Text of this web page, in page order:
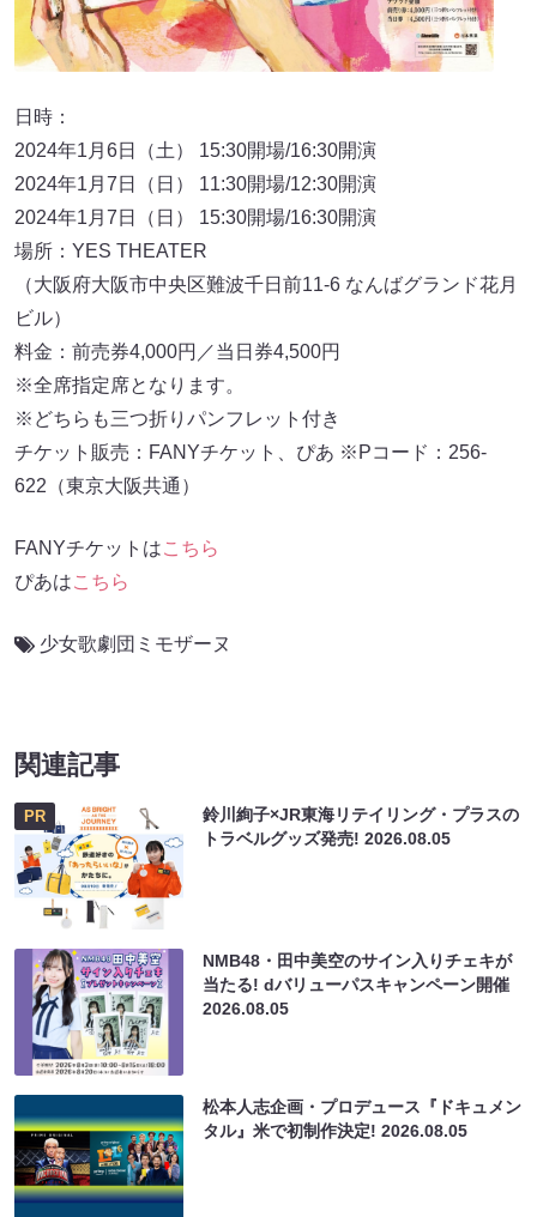
日時：
2024年1月6日（土） 15:30開場/16:30開演
2024年1月7日（日） 11:30開場/12:30開演
2024年1月7日（日） 15:30開場/16:30開演
場所：YES THEATER
（大阪府大阪市中央区難波千日前11-6 なんばグランド花月
ビル）
料金：前売券4,000円／当日券4,500円
※全席指定席となります。
※どちらも三つ折りパンフレット付き
チケット販売：FANYチケット、ぴあ ※Pコード：256-
622（東京大阪共通）
FANYチケットはこちら
ぴあはこちら
少女歌劇団ミモザーヌ
関連記事
PR
鈴川絢子×JR東海リテイリング・プラスの
トラベルグッズ発売!2026.08.05
NMB48・田中美空のサイン入りチェキが
当たる! dバリューパスキャンペーン開催
2026.08.05
松本人志企画・プロデュース『ドキュメン
タル』米で初制作決定!2026.08.05